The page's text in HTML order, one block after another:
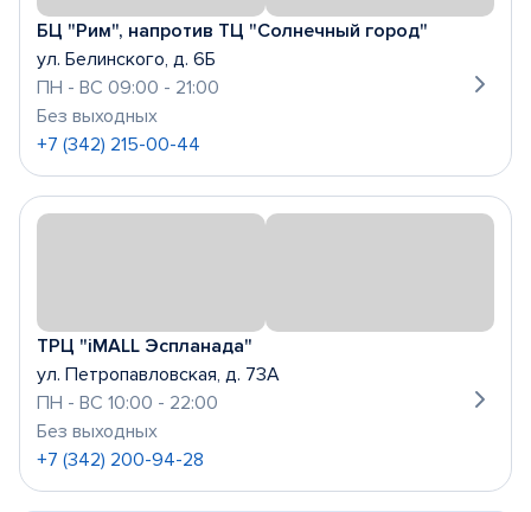
БЦ "Рим", напротив ТЦ "Солнечный город"
ул. Белинского, д. 6Б
ПН - ВС 09:00 - 21:00
Без выходных
+7 (342) 215-00-44
ТРЦ "iMALL Эспланада"
ул. Петропавловская, д. 73А
ПН - ВС 10:00 - 22:00
Без выходных
+7 (342) 200-94-28